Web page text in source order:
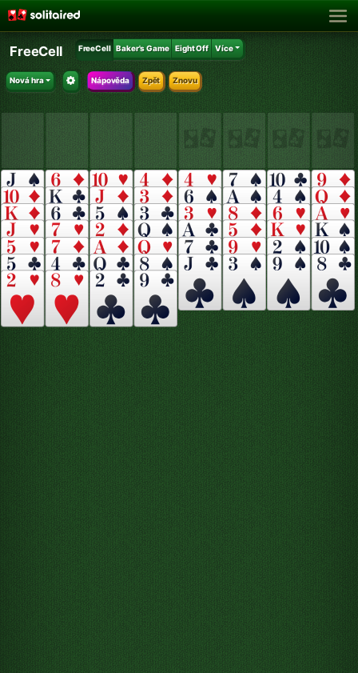
FreeCell FreeCell Baker's Game Eight Off Více
Nová hra Nápověda Zpět Znovu